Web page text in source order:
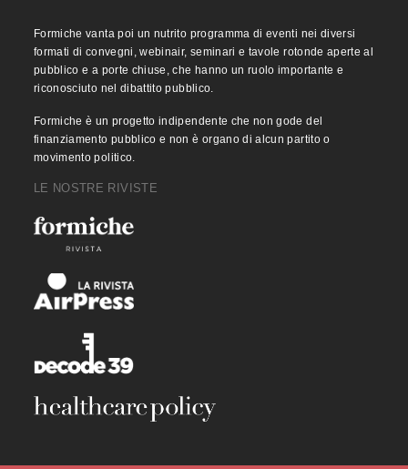
Formiche vanta poi un nutrito programma di eventi nei diversi
formati di convegni, webinair, seminari e tavole rotonde aperte al
pubblico e a porte chiuse, che hanno un ruolo importante e
riconosciuto nel dibattito pubblico.
Formiche è un progetto indipendente che non gode del
finanziamento pubblico e non è organo di alcun partito o
movimento politico.
LE NOSTRE RIVISTE